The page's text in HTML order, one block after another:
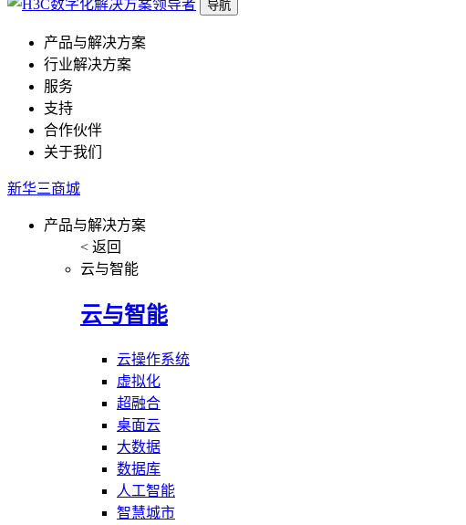
导航
产品与解决方案
行业解决方案
服务
支持
合作伙伴
关于我们
新华三商城
产品与解决方案
< 返回
云与智能
云与智能
云操作系统
虚拟化
超融合
桌面云
大数据
数据库
人工智能
智慧城市